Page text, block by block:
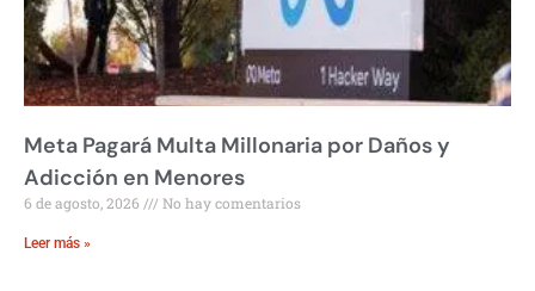
Meta Pagará Multa Millonaria por Daños y
Adicción en Menores
6 de agosto, 2026 No hay comentarios
Leer más »